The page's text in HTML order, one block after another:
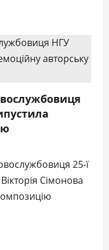
25-ї
Сімонова